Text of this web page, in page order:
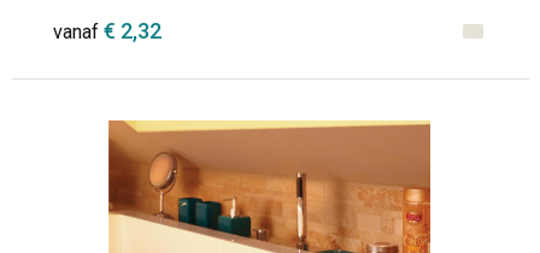
vanaf € 2,32
Minimale afname: 1